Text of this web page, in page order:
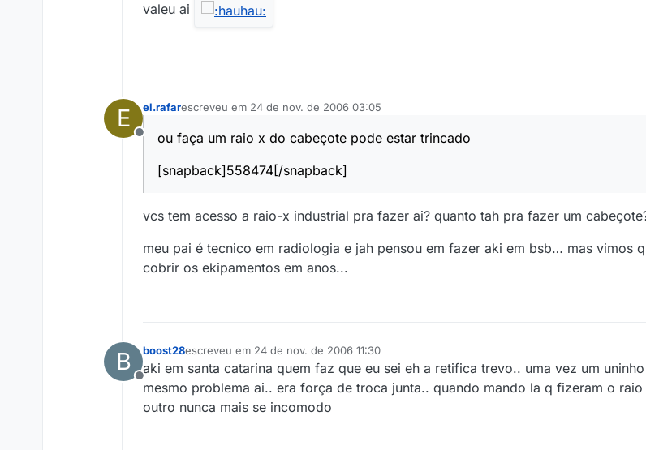
valeu ai
E
Offline
el.rafarescreveu em 24 de nov. de 2006 03:05
última edição por
ou faça um raio x do cabeçote pode estar trincado
[snapback]558474[/snapback]
vcs tem acesso a raio-x industrial pra fazer ai? quanto tah pra fazer um
meu pai é tecnico em radiologia e jah pensou em fazer aki em bsb… mas vimos
cobrir os ekipamentos em anos...
B
Offline
boost28escreveu em 24 de nov. de 2006 11:30
última edição por
aki em santa catarina quem faz que eu sei eh a retifica trevo.. uma vez um
mesmo problema ai.. era força de troca junta.. quando mando la q fizeram o
outro nunca mais se incomodo